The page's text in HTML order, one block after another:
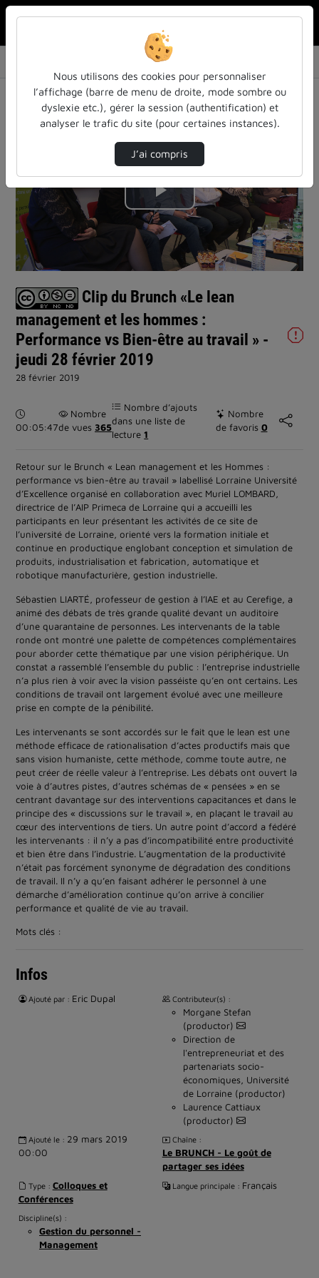
Le BRUNCH - Le goût de partager ses idées
Clip Du Brunch «Le Lean Management Et Les Ho…
Le BRUNCH - Le goût de partager ses idées
Lire
la
vidéo
Clip du Brunch «Le lean
management et les hommes :
Performance vs Bien-être au travail » -
jeudi 28 février 2019
28 février 2019
Durée :
00:05:47
Nombre
de vues 365
Nombre d’ajouts
dans une liste de
lecture1
Nombre
de favoris 0
Retour sur le Brunch « Lean management et les Hommes :
performance vs bien-être au travail » labellisé Lorraine Université
d’Excellence organisé en collaboration avec Muriel LOMBARD,
directrice de l’AIP Primeca de Lorraine qui a accueilli les
participants en leur présentant les activités de ce site de
l’université de Lorraine, orienté vers la formation initiale et
continue en productique englobant conception et simulation de
produits, industrialisation et fabrication, automatique et
robotique manufacturière, gestion industrielle.
Sébastien LIARTÉ, professeur de gestion à l’IAE et au Cerefige, a
animé des débats de très grande qualité devant un auditoire
d’une quarantaine de personnes. Les intervenants de la table
ronde ont montré une palette de compétences complémentaires
pour aborder cette thématique par une vision périphérique. Un
constat a rassemblé l’ensemble du public : l’entreprise industrielle
n’a plus rien à voir avec la vision passéiste qu’en ont certains. Les
conditions de travail ont largement évolué avec une meilleure
prise en compte de la pénibilité.
Les intervenants se sont accordés sur le fait que le lean est une
méthode efficace de rationalisation d’actes productifs mais que
sans vision humaniste, cette méthode, comme toute autre, ne
peut créer de réelle valeur à l’entreprise. Les débats ont ouvert la
voie à d’autres pistes, d’autres schémas de « pensées » en se
centrant davantage sur des interventions capacitances et dans le
principe des « discussions sur le travail », en plaçant le travail au
cœur des interventions de tiers. Un autre point d’accord a fédéré
les intervenants : il n’y a pas d’incompatibilité entre productivité
et bien être dans l’industrie. L’augmentation de la productivité
n’était pas forcément synonyme de dégradation des conditions
de travail. Il n’y a qu’en faisant adhérer le personnel à une
démarche d’amélioration continue qu’on arrive à concilier
performance et qualité de vie au travail.
Mots clés :
Infos
Ajouté par : Eric Dupal Contributeur(s) :
Morgane Stefan
(productor)
Direction de
l'entrepreneuriat et des
partenariats socio-
économiques, Université
de Lorraine (productor)
Laurence Cattiaux
(productor)
Ajouté le : 29 mars 2019
00:00
Chaîne :
Le BRUNCH - Le goût de
partager ses idées
Type : Colloques et
Conférences
Langue principale : Français
Discipline(s) :
Gestion du personnel -
Management
Nous utilisons des cookies pour personnaliser
l’affichage (barre de menu de droite, mode sombre ou
dyslexie etc.), gérer la session (authentification) et
analyser le trafic du site (pour certaines instances).
J’ai compris